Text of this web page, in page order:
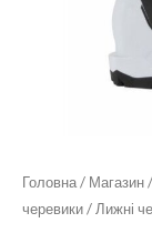
Головна/ Магазин/
черевики/ Лижні